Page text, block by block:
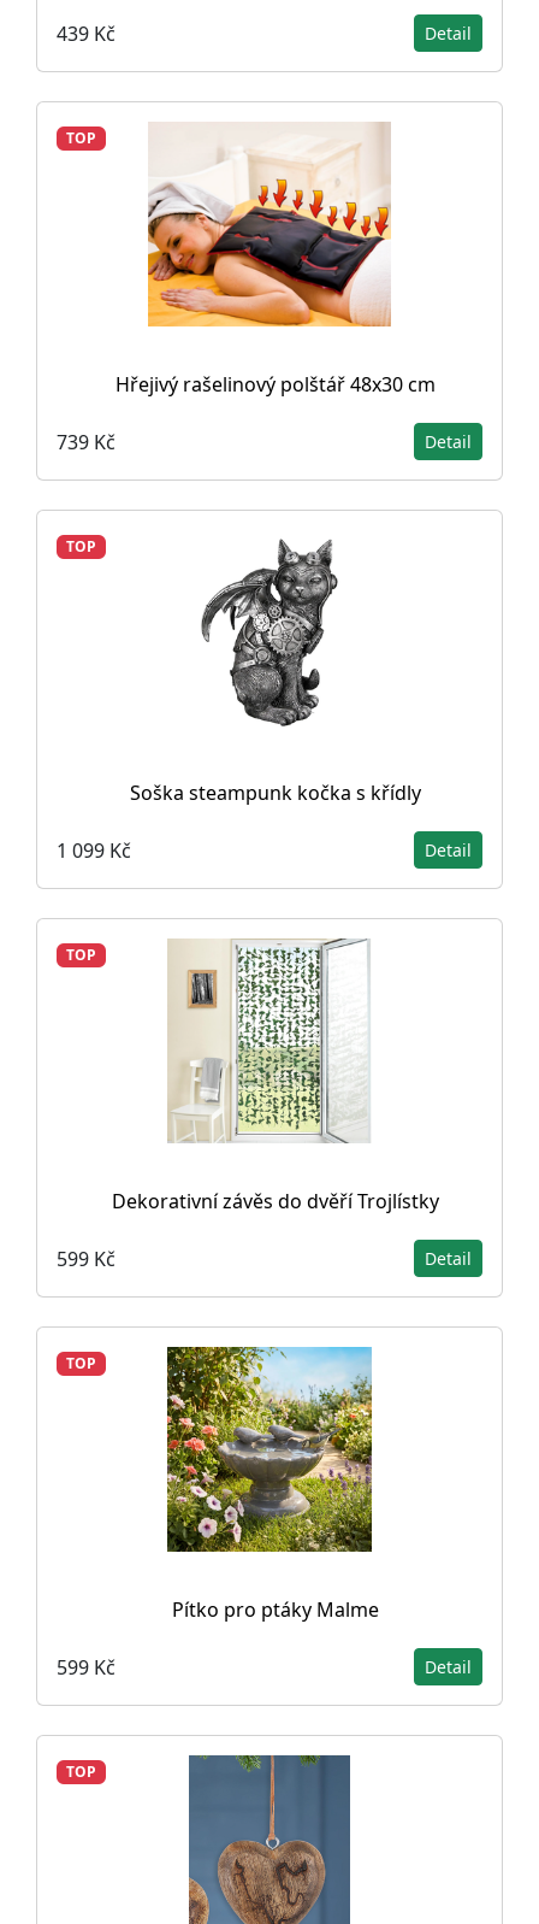
439 Kč Detail
TOP
Hřejivý rašelinový polštář 48x30 cm
739 Kč Detail
TOP
Soška steampunk kočka s křídly
1 099 Kč Detail
TOP
Dekorativní závěs do dvěří Trojlístky
599 Kč Detail
TOP
Pítko pro ptáky Malme
599 Kč Detail
TOP